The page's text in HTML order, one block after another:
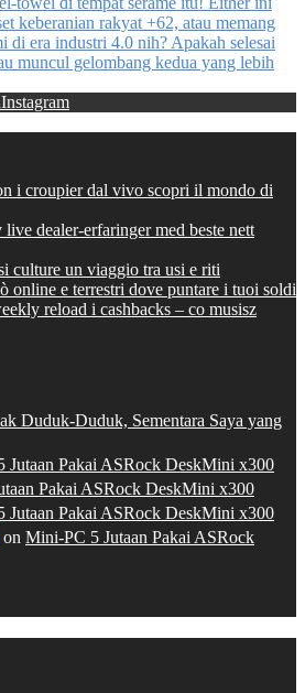
Instagram
i croupier dal vivo scopri il mondo di
live dealer-erfaringer med beste nett
culture un viaggio tra usi e riti
online e terrestri dove puntare i tuoi soldi
reload i cashbacks – co musisz
Duduk-Duduk, Sementara Saya yang
Jutaan Pakai ASRock DeskMini x300
Pakai ASRock DeskMini x300
Jutaan Pakai ASRock DeskMini x300
on Mini-PC 5 Jutaan Pakai ASRock